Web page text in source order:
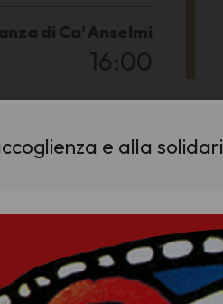
di Ca' Anselmi
16:00
e alla